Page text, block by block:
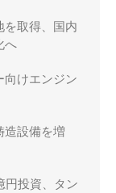
を取得、国内
へ
向けエンジン
造設備を増
円投資、タン